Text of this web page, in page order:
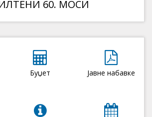
60. МОСИ
Буџет Јавне набавке